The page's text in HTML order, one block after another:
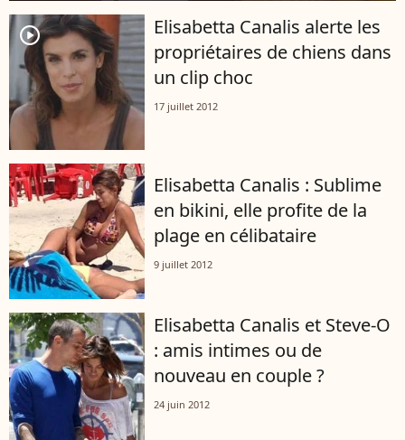
player2
Elisabetta Canalis alerte les
propriétaires de chiens dans
un clip choc
17 juillet 2012
Elisabetta Canalis : Sublime
en bikini, elle profite de la
plage en célibataire
9 juillet 2012
Elisabetta Canalis et Steve-O
: amis intimes ou de
nouveau en couple ?
24 juin 2012